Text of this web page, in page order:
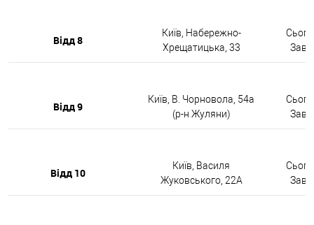
Відд 8
Київ, Набережно-
Хрещатицька, 33
Відд 9
Київ, В. Чорновола, 54а
(р-н Жуляни)
Відд 10
Київ, Василя
Жуковського, 22А